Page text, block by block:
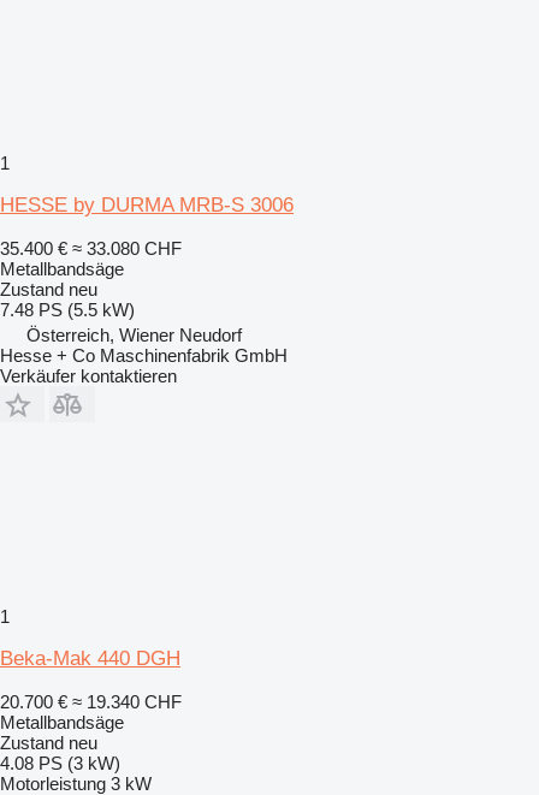
1
HESSE by DURMA MRB-S 3006
35.400 € ≈ 33.080 CHF
Metallbandsäge
Zustand neu
7.48 PS (5.5 kW)
Österreich, Wiener Neudorf
Hesse + Co Maschinenfabrik GmbH
Verkäufer kontaktieren
1
Beka-Mak 440 DGH
20.700 € ≈ 19.340 CHF
Metallbandsäge
Zustand neu
4.08 PS (3 kW)
Motorleistung 3 kW